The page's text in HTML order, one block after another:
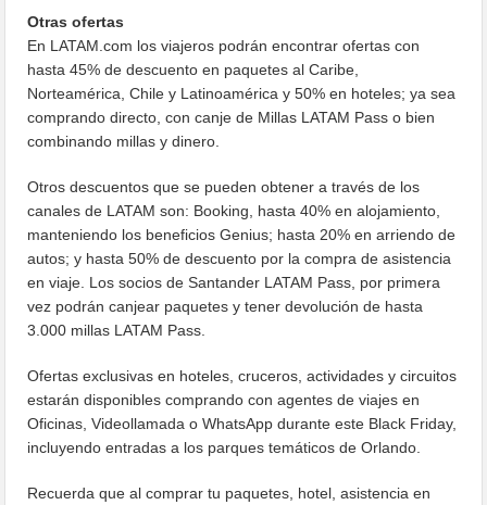
Otras ofertas
En LATAM.com los viajeros podrán encontrar ofertas con
hasta 45% de descuento en paquetes al Caribe,
Norteamérica, Chile y Latinoamérica y 50% en hoteles; ya sea
comprando directo, con canje de Millas LATAM Pass o bien
combinando millas y dinero.
Otros descuentos que se pueden obtener a través de los
canales de LATAM son: Booking, hasta 40% en alojamiento,
manteniendo los beneficios Genius; hasta 20% en arriendo de
autos; y hasta 50% de descuento por la compra de asistencia
en viaje. Los socios de Santander LATAM Pass, por primera
vez podrán canjear paquetes y tener devolución de hasta
3.000 millas LATAM Pass.
Ofertas exclusivas en hoteles, cruceros, actividades y circuitos
estarán disponibles comprando con agentes de viajes en
Oficinas, Videollamada o WhatsApp durante este Black Friday,
incluyendo entradas a los parques temáticos de Orlando.
Recuerda que al comprar tu paquetes, hotel, asistencia en